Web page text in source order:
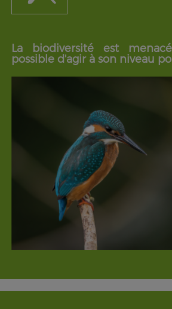
La biodiversité est
possible d'agir à son niveau